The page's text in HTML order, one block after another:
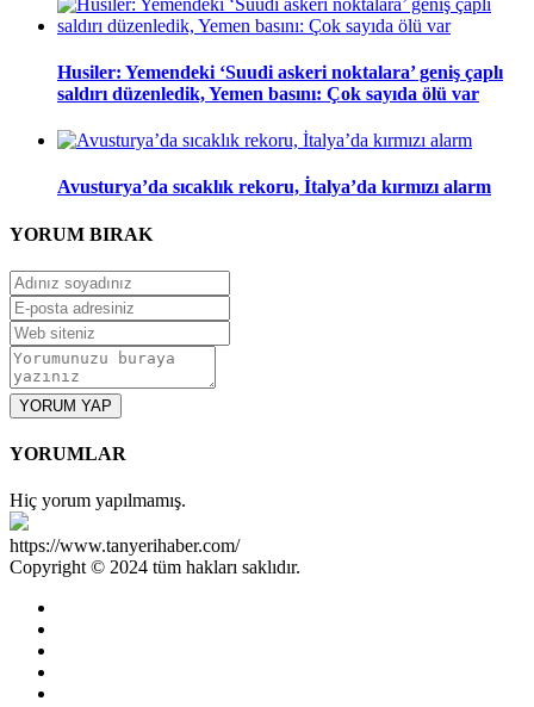
Husiler: Yemendeki ‘Suudi askeri noktalara’ geniş çaplı
saldırı düzenledik, Yemen basını: Çok sayıda ölü var
Avusturya’da sıcaklık rekoru, İtalya’da kırmızı alarm
YORUM BIRAK
YORUM YAP
YORUMLAR
Hiç yorum yapılmamış.
https://www.tanyerihaber.com/
Copyright © 2024 tüm hakları saklıdır.